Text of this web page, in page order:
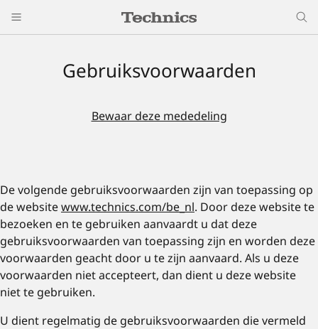
Gebruiksvoorwaarden
Bewaar deze mededeling
De volgende gebruiksvoorwaarden zijn van toepassing op
de websitewww.technics.com/be_nl. Door deze website te
bezoeken en te gebruiken aanvaardt u dat deze
gebruiksvoorwaarden van toepassing zijn en worden deze
voorwaarden geacht door u te zijn aanvaard. Als u deze
voorwaarden niet accepteert, dan dient u deze website
niet te gebruiken.
U dient regelmatig de gebruiksvoorwaarden die vermeld